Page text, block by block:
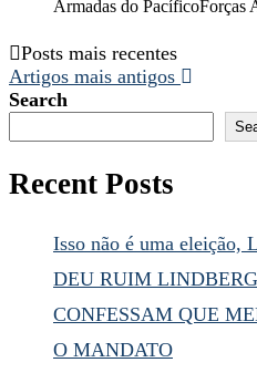
Armadas do
Posts mais recentes
Artigos mais antigos
Search
Recent Posts
Isso não é uma eleição,
DEU RUIM
CONFESSAM QUE
O MANDATO